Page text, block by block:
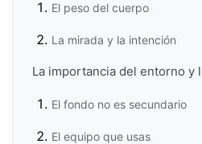
El peso del cuerpo
La mirada y la intención
La importancia del entorno y
El fondo no es secundario
El equipo que usas